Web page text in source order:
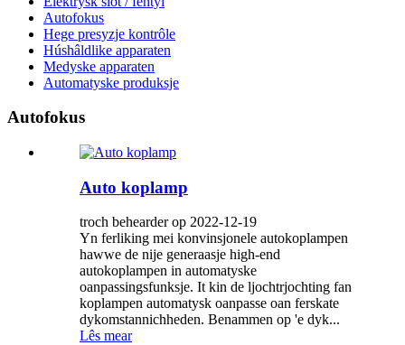
Autofokus
Hege presyzje kontrôle
Húshâldlike apparaten
Medyske apparaten
Automatyske produksje
Autofokus
Auto koplamp
troch behearder op 2022-12-19
Yn ferliking mei konvinsjonele autokoplampen
hawwe de nije generaasje high-end
autokoplampen in automatyske
oanpassingsfunksje. It kin de ljochtrjochting fan
koplampen automatysk oanpasse oan ferskate
dykomstannichheden. Benammen op 'e dyk...
Lês mear